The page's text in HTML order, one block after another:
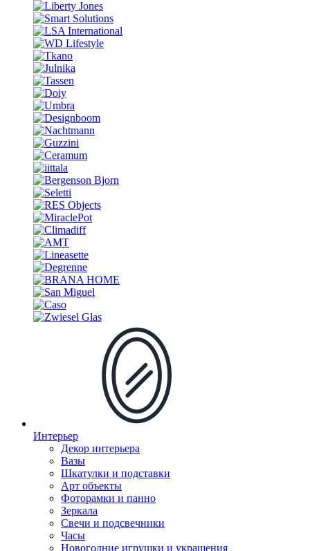
Интерьер
Декор интерьера
Вазы
Шкатулки и подставки
Арт объекты
Фоторамки и панно
Зеркала
Свечи и подсвечники
Часы
Новогодние игрушки и украшения